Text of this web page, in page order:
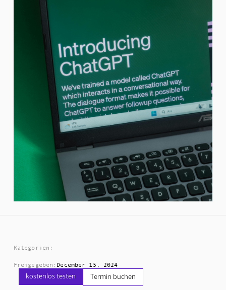
Kategorien:
Freigegeben: December 15, 2024
kostenlos testen Termin buchen